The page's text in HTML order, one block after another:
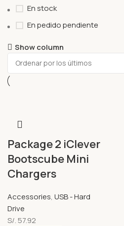
En stock
En pedido pendiente
Show column
Package 2 iClever
Bootscube Mini
Chargers
Accessories, USB - Hard
Drive
S/.57.92